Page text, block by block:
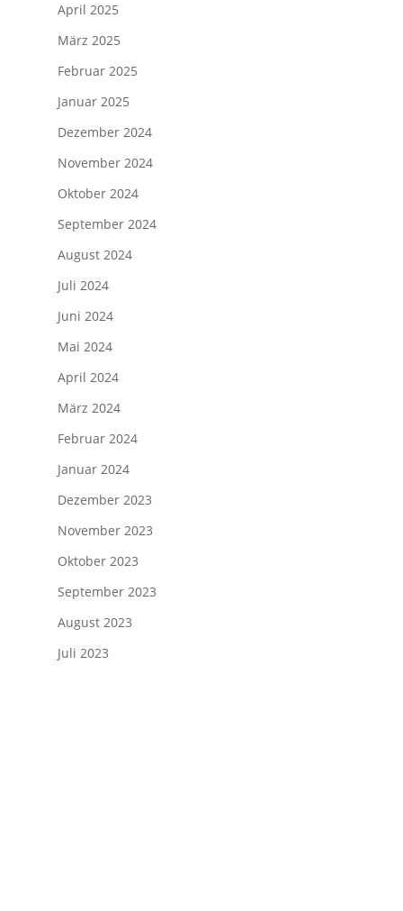
April 2025
März 2025
Februar 2025
Januar 2025
Dezember 2024
November 2024
Oktober 2024
September 2024
August 2024
Juli 2024
Juni 2024
Mai 2024
April 2024
März 2024
Februar 2024
Januar 2024
Dezember 2023
November 2023
Oktober 2023
September 2023
August 2023
Juli 2023